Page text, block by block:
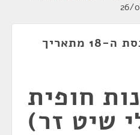
ישיבת ועדה של הכנסת ה-18 מתאריך
חופית
שיט זר)